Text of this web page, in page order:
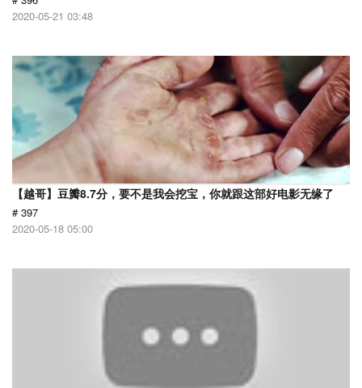
2020-05-21 03:48
【越哥】豆瓣8.7分，要不是我会挖宝，你就跟这部好电影无缘了
# 397
2020-05-18 05:00